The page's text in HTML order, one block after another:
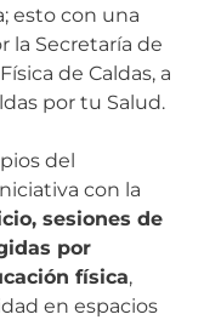
esto con una
la Secretaría de
de Caldas, a
por tu Salud.
del
con la
sesiones de
por
física,
en espacios